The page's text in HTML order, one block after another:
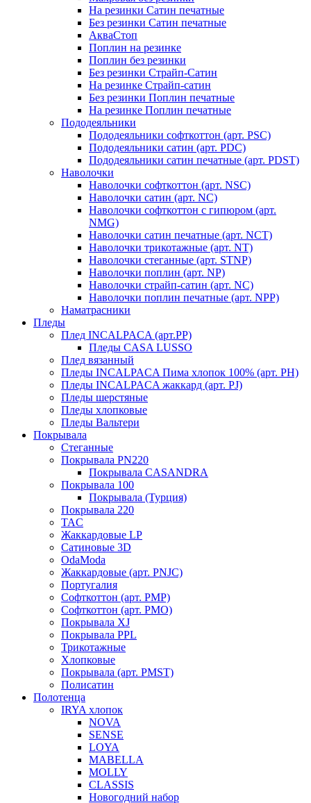
На резинки Сатин печатные
Без резинки Сатин печатные
АкваСтоп
Поплин на резинке
Поплин без резинки
Без резинки Страйп-Сатин
На резинке Страйп-сатин
Без резинки Поплин печатные
На резинке Поплин печатные
Пододеяльники
Пододеяльники софткоттон (арт. PSC)
Пододеяльники сатин (арт. PDC)
Пододеяльники сатин печатные (арт. PDST)
Наволочки
Наволочки софткоттон (арт. NSC)
Наволочки сатин (арт. NC)
Наволочки софткоттон с гипюром (арт.
NMG)
Наволочки сатин печатные (арт. NCT)
Наволочки трикотажные (арт. NT)
Наволочки стеганные (арт. STNP)
Наволочки поплин (арт. NP)
Наволочки страйп-сатин (арт. NC)
Наволочки поплин печатные (арт. NPP)
Наматрасники
Пледы
Плед INCALPACA (арт.PP)
Пледы CASA LUSSO
Плед вязанный
Пледы INCALPACA Пима хлопок 100% (арт. PH)
Пледы INCALPACA жаккард (арт. PJ)
Пледы шерстяные
Пледы хлопковые
Пледы Вальтери
Покрывала
Стеганные
Покрывала PN220
Покрывала CASANDRA
Покрывала 100
Покрывала (Турция)
Покрывала 220
TAC
Жаккардовые LP
Сатиновые 3D
OdaModa
Жаккардовые (арт. PNJC)
Португалия
Софткоттон (арт. PMP)
Софткоттон (арт. PMO)
Покрывала XJ
Покрывала PPL
Трикотажные
Хлопковые
Покрывала (арт. PMST)
Полисатин
Полотенца
IRYA хлопок
NOVA
SENSE
LOYA
MABELLA
MOLLY
CLASSIS
Новогодний набор